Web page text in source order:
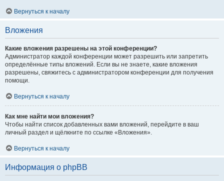
Вернуться к началу
Вложения
Какие вложения разрешены на этой конференции?
Администратор каждой конференции может разрешить или запретить
определённые типы вложений. Если вы не знаете, какие вложения
разрешены, свяжитесь с администратором конференции для получения
помощи.
Вернуться к началу
Как мне найти мои вложения?
Чтобы найти список добавленных вами вложений, перейдите в ваш
личный раздел и щёлкните по ссылке «Вложения».
Вернуться к началу
Информация о phpBB